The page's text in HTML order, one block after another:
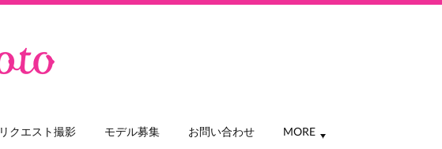
リクエスト撮影 モデル募集 お問い合わせ MORE